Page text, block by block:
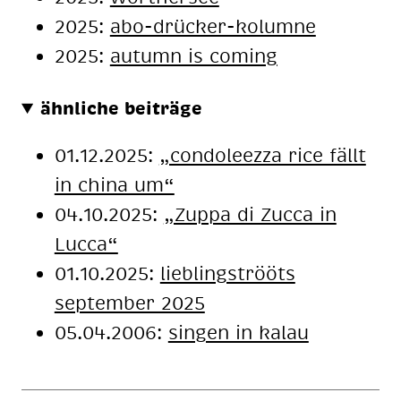
2025: abo-drücker-kolumne
2025: autumn is coming
ähnliche beiträge
01.12.2025: „condoleezza rice fällt
in china um“
04.10.2025: „Zuppa di Zucca in
Lucca“
01.10.2025: lieblingströöts
september 2025
05.04.2006: singen in kalau